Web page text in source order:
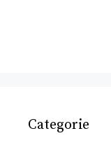
Categorie